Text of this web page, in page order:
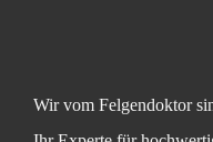
Wir vom Felgendoktor